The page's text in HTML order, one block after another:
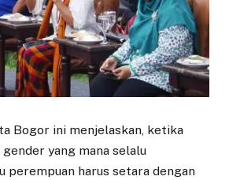
Bogor ini menjelaskan, ketika
yang mana selalu
perempuan harus setara dengan